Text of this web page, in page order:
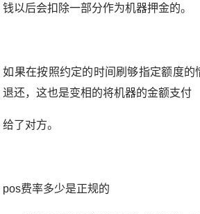
钱以后会扣除一部分作为机器押金的。
如果在按照约定的时间刷够指定额度的
退还，这也是变相的将机器的金额支付
给了对方。
pos费率多少是正规的